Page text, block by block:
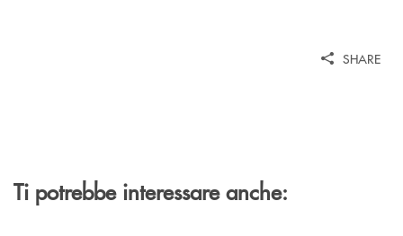
SHARE
Ti potrebbe interessare anche: